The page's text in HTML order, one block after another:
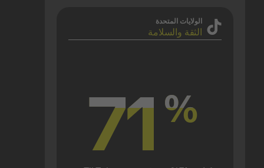
الولايات المتحدة
الثقة والسلامة
71 %
71 %